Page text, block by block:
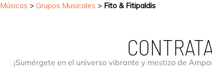
Músicos > Grupos Musicales > Fito & Fitipaldis
¡Sumérgete en el universo vibrante y mestizo de